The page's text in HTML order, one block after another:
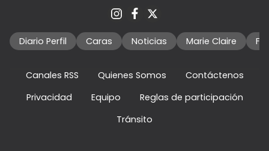
Diario Perfil Caras Noticias Marie Claire
Canales RSS Quienes Somos
Contáctenos
Privacidad
Equipo
Reglas de participación
Tránsito